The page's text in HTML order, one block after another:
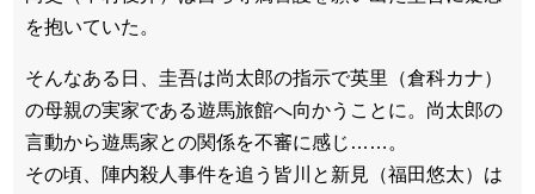
を抱いていた。
そんなある日、圭吾は尚太郎の指示で英里（倉科カナ）
の母親の実家である遊馬旅館へ向かうことに。尚太郎の
言動から遊馬家との関係を不審に感じ……。
その頃、陣内殺人事件を追う皆川と新見（福田悠太）は